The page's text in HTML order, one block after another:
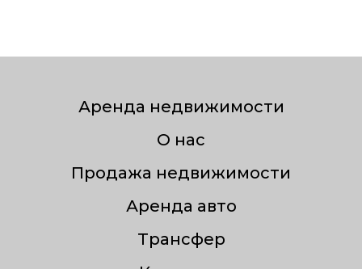
Аренда недвижимости
О нас
Продажа недвижимости
Аренда авто
Трансфер